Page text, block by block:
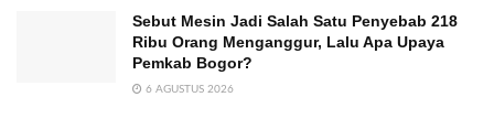
Sebut Mesin Jadi Salah Satu Penyebab 218
Ribu Orang Menganggur, Lalu Apa Upaya
Pemkab Bogor?
6 AGUSTUS 2026